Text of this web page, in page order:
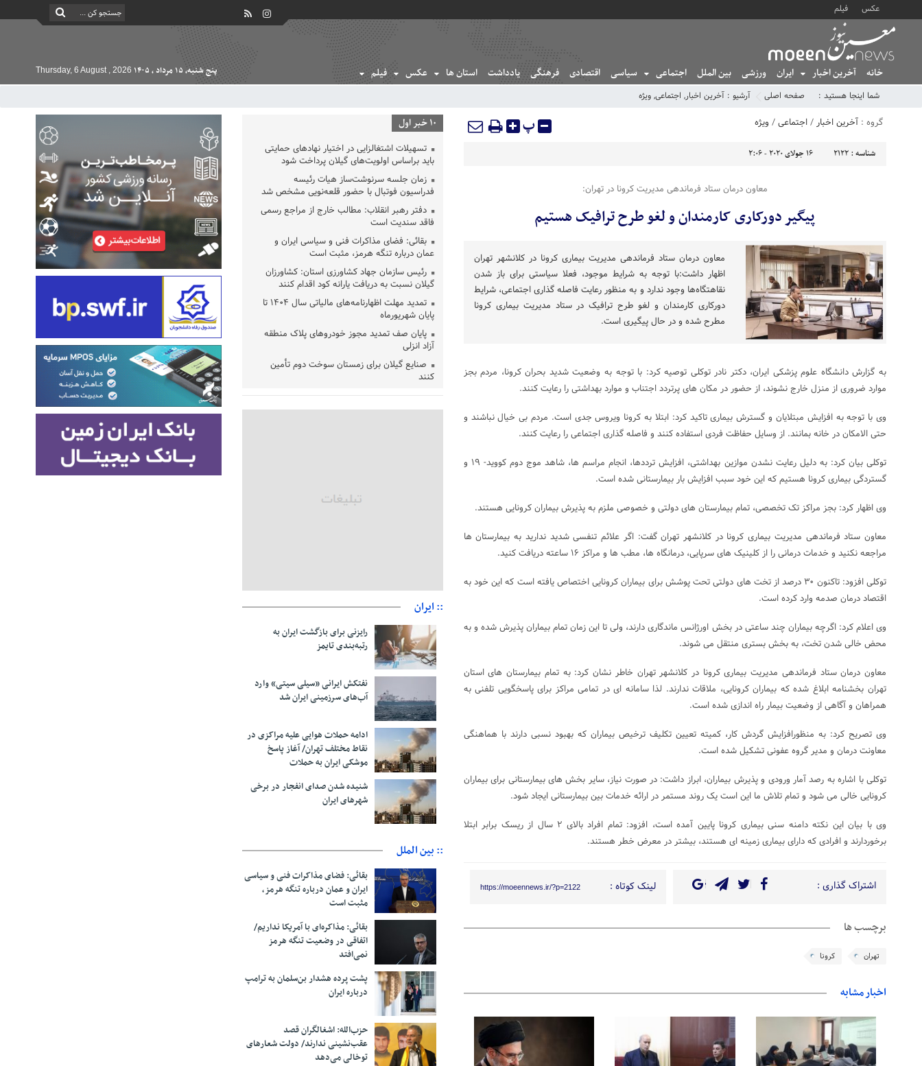
عکس فیلم
خانه آخرین اخبار ایران ورزشی بین الملل اجتماعی سیاسی اقتصادی فرهنگی یادداشت استان ها عکس فیلم پنج شنبه, ۱۵ مرداد , ۱۴۰۵ Thursday, 6 August , 2026
شما اینجا هستید : صفحه اصلی آرشیو : آخرین اخبار, اجتماعی, ویژه
گروه : آخرین اخبار/اجتماعی/ ویژه پ
شناسه : 2122 16 جولای 2020 - 2:06
معاون درمان ستاد فرماندهی مدیریت کرونا در تهران:
پیگیر دورکاری کارمندان و لغو طرح ترافیک هستیم
معاون درمان ستاد فرماندهی مدیریت بیماری کرونا در کلانشهر تهران
اظهار داشت:با توجه به شرایط موجود، فعلا سیاستی برای باز شدن
نقاهتگاه‌ها وجود ندارد و به منظور رعایت فاصله گذاری اجتماعی، شرایط
دورکاری کارمندان و لغو طرح ترافیک در ستاد مدیریت بیماری کرونا
مطرح شده و در حال پیگیری است.
به گزارش دانشگاه علوم پزشکی ایران، دکتر نادر توکلی توصیه کرد: با توجه به وضعیت شدید بحران کرونا، مردم بجز
موارد ضروری از منزل خارج نشوند، از حضور در مکان های پرتردد اجتناب و موارد بهداشتی را رعایت کنند.
وی با توجه به افزایش مبتلایان و گسترش بیماری تاکید کرد: ابتلا به کرونا ویروس جدی است. مردم بی خیال نباشند و
حتی الامکان در خانه بمانند. از وسایل حفاظت فردی استفاده کنند و فاصله گذاری اجتماعی را رعایت کنند.
توکلی بیان کرد: به دلیل رعایت نشدن موازین بهداشتی، افزایش ترددها، انجام مراسم ها، شاهد موج دوم کووید- ۱۹ و
گستردگی بیماری کرونا هستیم که این خود سبب افزایش بار بیمارستانی شده است.
وی اظهار کرد: بجز مراکز تک تخصصی، تمام بیمارستان های دولتی و خصوصی ملزم به پذیرش بیماران کرونایی هستند.
معاون ستاد فرماندهی مدیریت بیماری کرونا در کلانشهر تهران گفت: اگر علائم تنفسی شدید ندارید به بیمارستان ها
مراجعه نکنید و خدمات درمانی را از کلینیک های سرپایی، درمانگاه ها، مطب ها و مراکز ۱۶ ساعته دریافت کنید.
توکلی افزود: تاکنون ۳۰ درصد از تخت های دولتی تحت پوشش برای بیماران کرونایی اختصاص یافته است که این خود به
اقتصاد درمان صدمه وارد کرده است.
وی اعلام کرد: اگرچه بیماران چند ساعتی در بخش اورژانس ماندگاری دارند، ولی تا این زمان تمام بیماران پذیرش شده و به
محض خالی شدن تخت، به بخش بستری منتقل می شوند.
معاون درمان ستاد فرماندهی مدیریت بیماری کرونا در کلانشهر تهران خاطر نشان کرد: به تمام بیمارستان های استان
تهران بخشنامه ابلاغ شده که بیماران کرونایی، ملاقات ندارند. لذا سامانه ای در تمامی مراکز برای پاسخگویی تلفنی به
همراهان و آگاهی از وضعیت بیمار راه اندازی شده است.
وی تصریح کرد: به منظورافزایش گردش کار، کمیته تعیین تکلیف ترخیص بیماران که بهبود نسبی دارند با هماهنگی
معاونت درمان و مدیر گروه عفونی تشکیل شده است.
توکلی با اشاره به رصد آمار ورودی و پذیرش بیماران، ابراز داشت: در صورت نیاز، سایر بخش های بیمارستانی برای بیماران
کرونایی خالی می شود و تمام تلاش ما این است یک روند مستمر در ارائه خدمات بین بیمارستانی ایجاد شود.
وی با بیان این نکته دامنه سنی بیماری کرونا پایین آمده است، افزود: تمام افراد بالای ۲ سال از ریسک برابر ابتلا
برخوردارند و افرادی که دارای بیماری زمینه ای هستند، بیشتر در معرض خطر هستند.
اشتراک گذاری : لینک کوتاه : https://moeennews.ir/?p=2122
برچسب ها
تهران کرونا
اخبار مشابه
06 آگوست 2026 05 آگوست 2026
10 خبر اول
تسهیلات اشتغالزایی در اختیار نهادهای حمایتی
باید براساس اولویت‌های گیلان پرداخت شود
زمان جلسه سرنوشت‌ساز هیات رئیسه
فدراسیون فوتبال با حضور قلعه‌نویی مشخص شد
دفتر رهبر انقلاب: مطالب خارج از مراجع رسمی
فاقد سندیت است
بقائی: فضای مذاکرات فنی و سیاسی ایران و
عمان درباره تنگه هرمز، مثبت است
رئیس سازمان جهاد کشاورزی استان: کشاورزان
گیلان نسبت به دریافت یارانه کود اقدام کنند
تمدید مهلت اظهارنامه‌های مالیاتی سال ۱۴۰۴ تا
پایان شهریورماه
پایان صف تمدید مجوز خودروهای پلاک منطقه
آزاد انزلی
صنایع گیلان برای زمستان سوخت دوم تأمین
کنند
وضعیت تنگه هرمز نمی‌افتد
دشواری‌های جنگ گذر کرد
:: ایران
رایزنی برای بازگشت ایران به
رتبه‌بندی تایمز
نفتکش ایرانی «سیلی سیتی» وارد
آب‌های سرزمینی ایران شد
ادامه حملات هوایی علیه مراکزی در
نقاط مختلف تهران/ آغاز پاسخ
موشکی ایران به حملات
شنیده شدن صدای انفجار در برخی
شهرهای ایران
:: بین الملل
بقائی: فضای مذاکرات فنی و سیاسی
ایران و عمان درباره تنگه هرمز،
مثبت است
بقائی: مذاکره‌ای با آمریکا نداریم/
اتفاقی در وضعیت تنگه هرمز
نمی‌افتد
پشت پرده هشدار بن‌سلمان به ترامپ
درباره ایران
حزب‌الله: اشغالگران قصد
عقب‌نشینی ندارند/ دولت شعارهای
توخالی می‌‌دهد